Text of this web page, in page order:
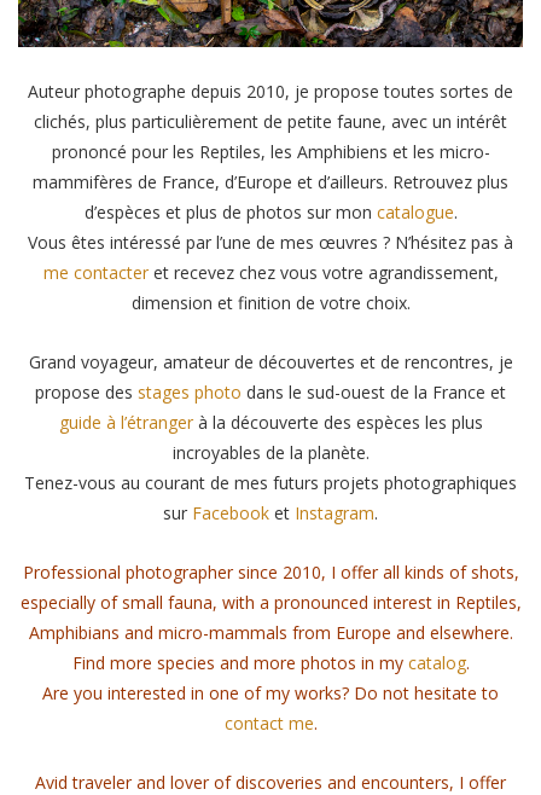
Auteur photographe depuis 2010, je propose toutes sortes de
clichés, plus particulièrement de petite faune, avec un intérêt
prononcé pour les Reptiles, les Amphibiens et les micro-
mammifères de France, d’Europe et d’ailleurs. Retrouvez plus
d’espèces et plus de photos sur mon catalogue.
Vous êtes intéressé par l’une de mes œuvres ? N’hésitez pas à
me contacteret recevez chez vous votre agrandissement,
dimension et finition de votre choix.
Grand voyageur, amateur de découvertes et de rencontres, je
propose des stages photo dans le sud-ouest de la France et
guide à l’étrangerà la découverte des espèces les plus
incroyables de la planète.
Tenez-vous au courant de mes futurs projets photographiques
sur Facebook et Instagram.
Professional photographer since 2010, I offer all kinds of shots,
especially of small fauna, with a pronounced interest in Reptiles,
Amphibians and micro-mammals from Europe and elsewhere.
Find more species and more photos in my catalog.
Are you interested in one of my works? Do not hesitate to
contact me.
Avid traveler and lover of discoveries and encounters, I offer